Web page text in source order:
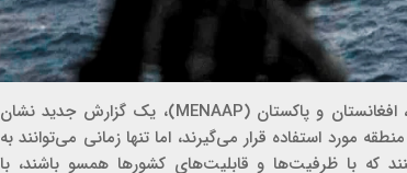
با توجه به تنش‌های نظامی در خاورمیانه، شمال آفریقا، افغانستان و پاکستان (MENAAP)، یک گزارش جدید نشان
استفاده قرار می‌گیرند، اما تنها زمانی می‌توانند به
که با ظرفیت‌ها و قابلیت‌های کشورها همسو باشند، با